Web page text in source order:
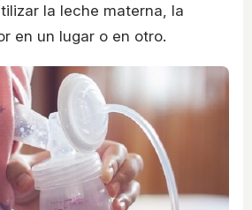
la leche materna, la
en un lugar o en otro.